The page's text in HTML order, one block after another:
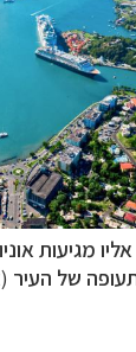
מגיעות
של העיר